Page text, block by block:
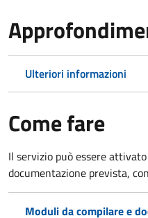
Ulteriori informazioni
Come fare
Il servizio può essere
documentazione prevista,
Moduli da compilare e